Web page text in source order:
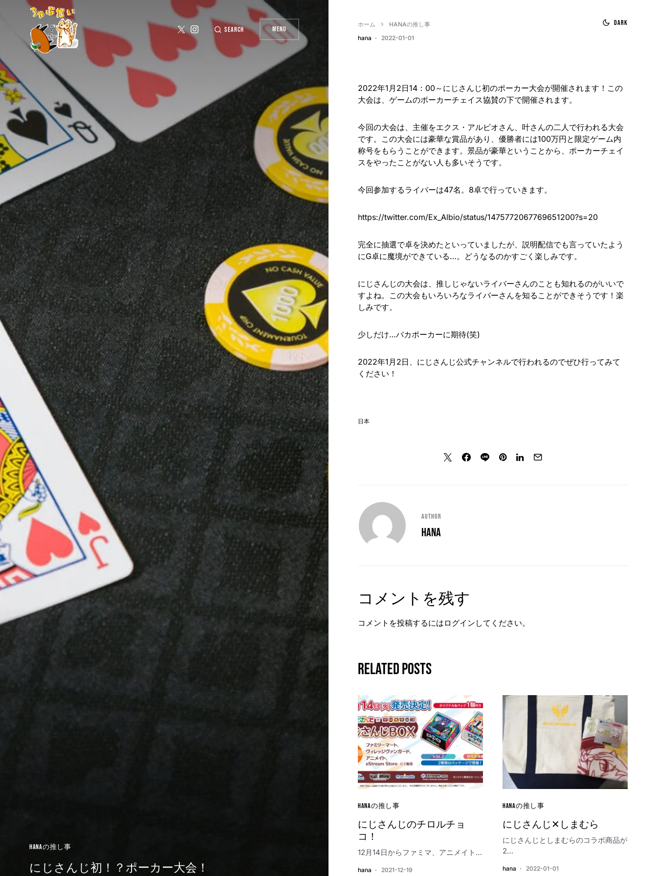
Search Menu
HANAの推し事
にじさんじ初！？ポーカー大会！
ホーム
HANAの推し事
hana
2022-01-01
Dark
2022年1月2日14：00～にじさんじ初のポーカー大会が開催されます！この
大会は、ゲームのポーカーチェイス協賛の下で開催されます。
今回の大会は、主催をエクス・アルビオさん、叶さんの二人で行われる大会
です。この大会には豪華な賞品があり、優勝者には100万円と限定ゲーム内
称号をもらうことができます。景品が豪華ということから、ポーカーチェイ
スをやったことがない人も多いそうです。
今回参加するライバーは47名。8卓で行っていきます。
https://twitter.com/Ex_Albio/status/1475772067769651200?s=20
完全に抽選で卓を決めたといっていましたが、説明配信でも言っていたよう
にG卓に魔境ができている…。どうなるのかすごく楽しみです。
にじさんじの大会は、推しじゃないライバーさんのことも知れるのがいいで
すよね。この大会もいろいろなライバーさんを知ることができそうです！楽
しみです。
少しだけ…バカポーカーに期待(笑)
2022年1月2日、にじさんじ公式チャンネルで行われるのでぜひ行ってみて
ください！
日本
Author
hana
コメントを残す
コメントを投稿するには ログイン してください。
Related Posts
HANAの推し事
にじさんじのチロルチョ
コ！
12月14日からファミマ、アニメイト…
hana 2021-12-19
HANAの推し事
にじさんじ✕しまむら
にじさんじとしまむらのコラボ商品が
2…
hana 2022-01-01